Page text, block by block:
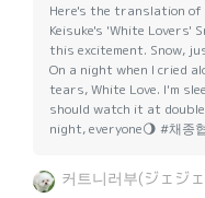
Here's the translation
Keisuke's 'White Lovers'
this excitement. Snow,
On a night when I cried
tears, White Love. I'm
should watch it at
night, everyone🌖 #채종
커트니러부(ジェジ